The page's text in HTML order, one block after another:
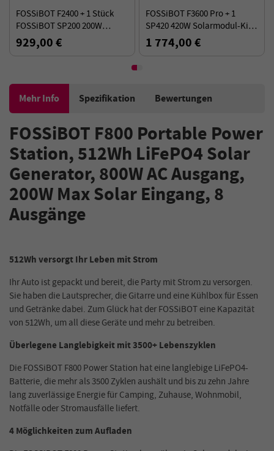
FOSSiBOT F2400 + 1 Stück
FOSSiBOT SP200 200W
Solarpanel-Kit
929,00 €
FOSSiBOT F3600 Pro + 1
SP420 420W Solarmodul-Kit
(3840Wh)
1 774,00 €
Mehr Info Spezifikation Bewertungen
FOSSiBOT F800 Portable Power
Station, 512Wh LiFePO4 Solar
Generator, 800W AC Ausgang,
200W Max Solar Eingang, 8
Ausgänge
512Wh versorgt Ihr Leben mit Strom
Ihr Auto ist gepackt und bereit, die Party mit Strom zu versorgen.
Sie haben die Lautsprecher, die Gitarre und eine Kühlbox für Essen
und Getränke dabei. Zum Glück hat der FOSSiBOT eine Kapazität
von 512Wh, um all diese Geräte und mehr zu betreiben.
Überlegene Langlebigkeit mit 3500+ Lebenszyklen
Die FOSSiBOT F800 Power Station hat eine langlebige LiFePO4-
Batterie, die mehr als 3500 Zyklen aushält und bis zu zehn Jahre
lang zuverlässige Energie für Camping, Zuhause, Wohnmobil,
Notfälle oder Stromausfälle liefert.
4 Möglichkeiten zum Aufladen